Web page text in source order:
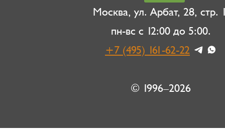
Москва, ул. Арбат, 28, стр.
пн-вс с 12:00 до 5:00.
+7 (495) 161-62-22
© 1996–2026